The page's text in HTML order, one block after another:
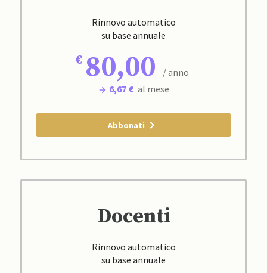
Rinnovo automatico
su base annuale
80,00
/ anno
6,67 € al mese
Abbonati
Docenti
Rinnovo automatico
su base annuale